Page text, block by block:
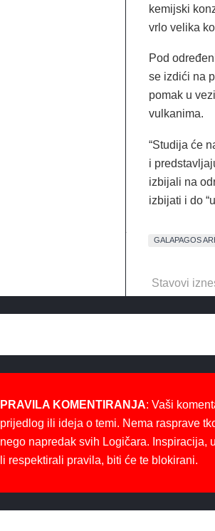
kemijski
vrlo velika
Pod
se izdići na
pomak u
vulkanima.
“Studija će
i
izbijali na
izbijati i do
GALAPAGOS
Stavovi
PRAVILA KOMENTIRANJA: Vaši
prijedlog ili ideja o temi. Nema rasprave
nego napredak svih Logičara. Inspiracija,
li respektirali pravila, biti će te blokirani.